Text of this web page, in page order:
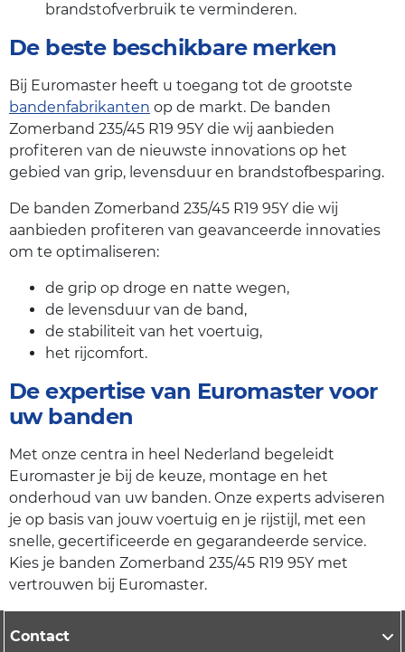
brandstofverbruik te verminderen.
De beste beschikbare merken
Bij Euromaster heeft u toegang tot de grootste
bandenfabrikanten op de markt. De banden
Zomerband 235/45 R19 95Y die wij aanbieden
profiteren van de nieuwste innovations op het
gebied van grip, levensduur en brandstofbesparing.
De banden Zomerband 235/45 R19 95Y die wij
aanbieden profiteren van geavanceerde innovaties
om te optimaliseren:
de grip op droge en natte wegen,
de levensduur van de band,
de stabiliteit van het voertuig,
het rijcomfort.
De expertise van Euromaster voor
uw banden
Met onze centra in heel Nederland begeleidt
Euromaster je bij de keuze, montage en het
onderhoud van uw banden. Onze experts adviseren
je op basis van jouw voertuig en je rijstijl, met een
snelle, gecertificeerde en gegarandeerde service.
Kies je banden Zomerband 235/45 R19 95Y met
vertrouwen bij Euromaster.
Contact